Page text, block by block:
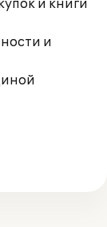
и книги
и